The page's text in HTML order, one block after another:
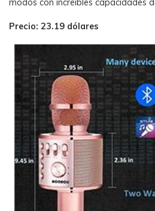
modos con increíbles capacidades
Precio: 23.19 dólares